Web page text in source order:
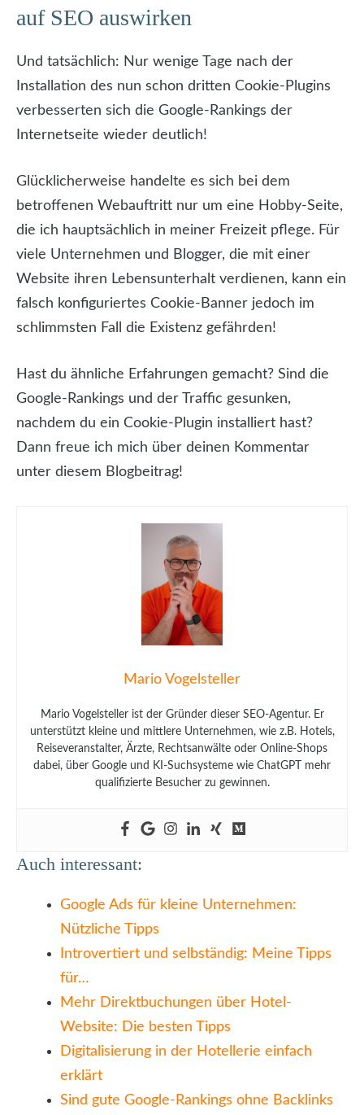
auf SEO auswirken
Und tatsächlich: Nur wenige Tage nach der
Installation des nun schon dritten Cookie-Plugins
verbesserten sich die Google-Rankings der
Internetseite wieder deutlich!
Glücklicherweise handelte es sich bei dem
betroffenen Webauftritt nur um eine Hobby-Seite,
die ich hauptsächlich in meiner Freizeit pflege. Für
viele Unternehmen und Blogger, die mit einer
Website ihren Lebensunterhalt verdienen, kann ein
falsch konfiguriertes Cookie-Banner jedoch im
schlimmsten Fall die Existenz gefährden!
Hast du ähnliche Erfahrungen gemacht? Sind die
Google-Rankings und der Traffic gesunken,
nachdem du ein Cookie-Plugin installiert hast?
Dann freue ich mich über deinen Kommentar
unter diesem Blogbeitrag!
Mario Vogelsteller
Mario Vogelsteller ist der Gründer dieser SEO-Agentur. Er
unterstützt kleine und mittlere Unternehmen, wie z.B. Hotels,
Reiseveranstalter, Ärzte, Rechtsanwälte oder Online-Shops
dabei, über Google und KI-Suchsysteme wie ChatGPT mehr
qualifizierte Besucher zu gewinnen.
Auch interessant:
Google Ads für kleine Unternehmen:
Nützliche Tipps
Introvertiert und selbständig: Meine Tipps
für…
Mehr Direktbuchungen über Hotel-
Website: Die besten Tipps
Digitalisierung in der Hotellerie einfach
erklärt
Sind gute Google-Rankings ohne Backlinks